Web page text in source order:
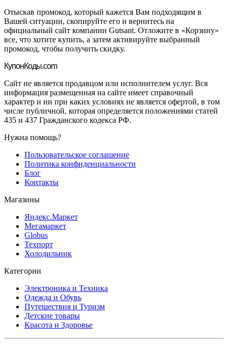
Отыскав промокод, который кажется Вам подходящим в
Вашей ситуации, скопируйте его и вернитесь на
официальный сайт компании Gutsant. Отложите в «Корзину»
все, что хотите купить, а затем активируйте выбранный
промокод, чтобы получить скидку.
КупонКоды.com
Сайт не является продавцом или исполнителем услуг. Вся
информация размещенная на сайте имеет справочный
характер и ни при каких условиях не является офертой, в том
числе публичной, которая определяется положениями статей
435 и 437 Гражданского кодекса РФ.
Нужна помощь?
Пользовательское соглашение
Политика конфиденциальности
Блог
Контакты
Магазины
Яндекс.Маркет
Мегамаркет
Globus
Техпорт
Холодильник
Категории
Электроника и Техника
Одежда и Обувь
Путешествия и Туризм
Детские товары
Красота и Здоровье